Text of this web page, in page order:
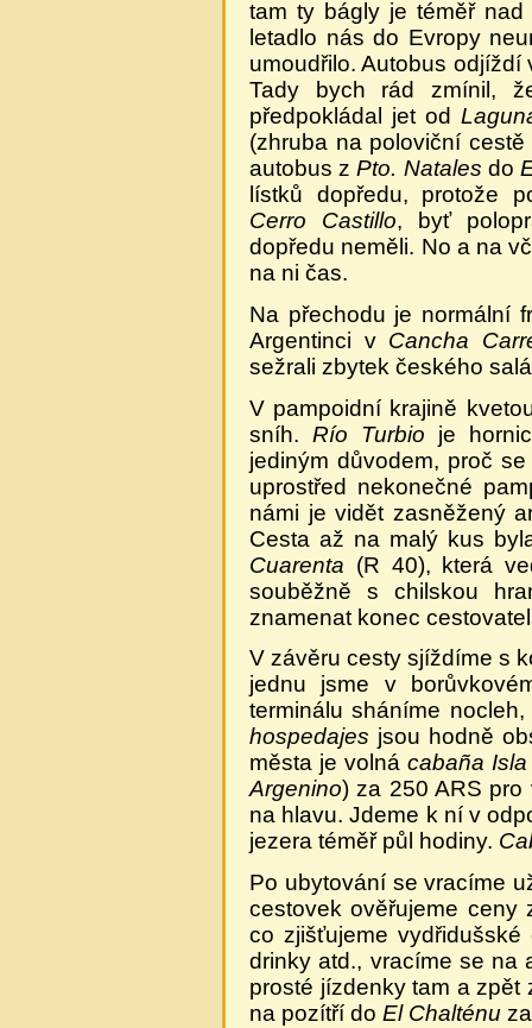
tam ty bágly je téměř
letadlo nás do Evropy
umoudřilo. Autobus
Tady bych rád zmínil,
předpokládal jet od
(zhruba na poloviční
autobus zPto. Natales do
lístků dopředu, protože
Cerro Castillo, byť
dopředu neměli. No a na
na ni čas.
Na přechodu je normální
Argentinci v Cancha
sežrali zbytek českého
V pampoidní krajině
sníh. Río Turbio je
jediným důvodem, proč
uprostřed nekonečné
námi je vidět zasněžený
Cesta až na malý kus
Cuarenta (R 40), která
souběžně s chilskou
znamenat konec
V závěru cesty sjíždíme s
jednu jsme v
terminálu sháníme
hospedajes jsou hodně
města je volnácabaña
Argenino) za 250 ARS
na hlavu. Jdeme k ní v
jezera téměř půl hodiny.
Po ubytování se vracíme
cestovek ověřujeme
co zjišťujeme
drinky atd., vracíme se na
prosté jízdenky tam a
na pozítří do El Chalténu